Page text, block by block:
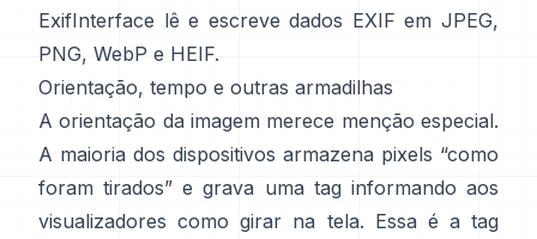
ExifInterface lê e escreve dados EXIF em JPEG,
PNG, WebP e HEIF.
Orientação, tempo e outras armadilhas
A orientação da imagem merece menção especial.
A maioria dos dispositivos armazena pixels “como
foram tirados” e grava uma tag informando aos
visualizadores como girar na tela. Essa é a tag